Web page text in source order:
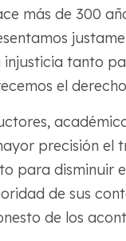
más de 300
injusticia tanto
el
precisión el
para disminuir
de sus
de los